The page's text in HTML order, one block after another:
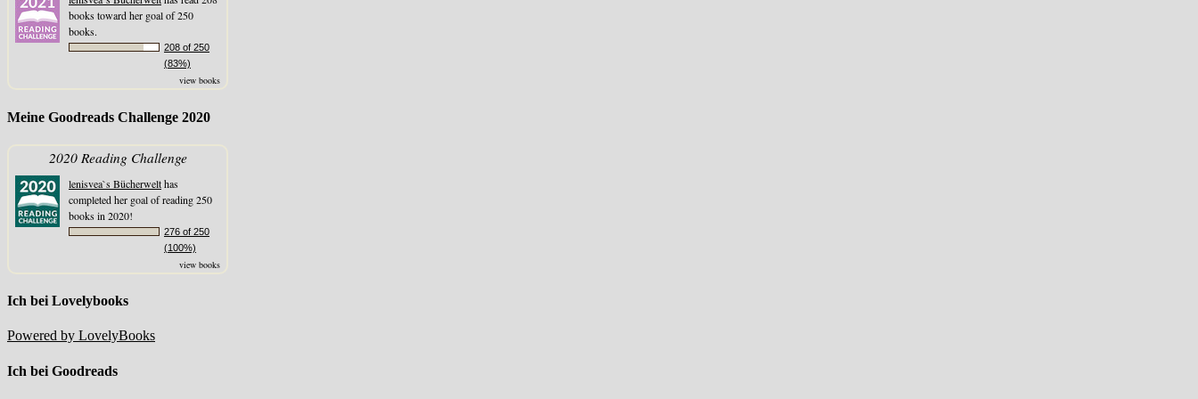
books toward her goal of 250
books.
208 of 250
(83%)
view books
Meine Goodreads Challenge 2020
2020 Reading Challenge
lenisvea`s Bücherwelthas
completed her goal of reading 250
books in 2020!
276 of 250
(100%)
view books
Ich bei Lovelybooks
Powered by LovelyBooks
Ich bei Goodreads